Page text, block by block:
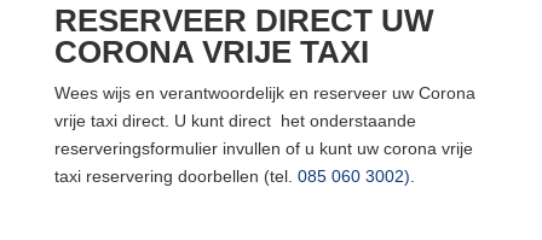
RESERVEER DIRECT UW
CORONA VRIJE TAXI
Wees wijs en verantwoordelijk en reserveer uw Corona
vrije taxi direct. U kunt direct het onderstaande
reserveringsformulier invullen of u kunt uw corona vrije
taxi reservering doorbellen (tel. 085 060 3002).